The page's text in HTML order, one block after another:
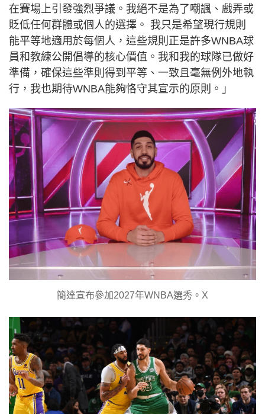
在賽場上引發強烈爭議。我絕不是為了嘲諷、戲弄或
貶低任何群體或個人的選擇。 我只是希望現行規則
能平等地適用於每個人，這些規則正是許多WNBA球
員和教練公開倡導的核心價值。我和我的球隊已做好
準備，確保這些準則得到平等、一致且毫無例外地執
行，我也期待WNBA能夠恪守其宣示的原則。」
簡達宣布參加2027年WNBA選秀。X